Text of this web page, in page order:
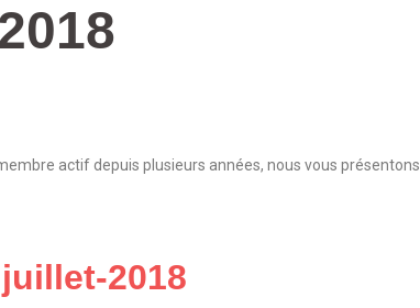
actif depuis plusieurs années, nous vous présentons
2018